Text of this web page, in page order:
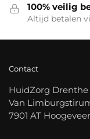
100% veilig
Altijd betalen
Contact
HuidZorg Drenthe
Van
7901 AT